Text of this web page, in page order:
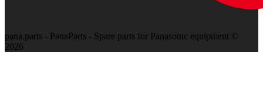
pana.parts - PanaParts - Spare parts for Panasonic equipment ©
2026